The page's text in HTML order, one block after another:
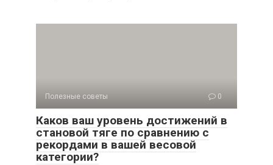
Полезные советы 0
Каков ваш уровень достижений в
становой тяге по сравнению с
рекордами в вашей весовой
категории?